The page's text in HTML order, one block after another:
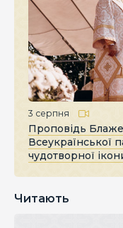
3 серпня
Проповідь
Всеукраїнської
чудотворної
Читають